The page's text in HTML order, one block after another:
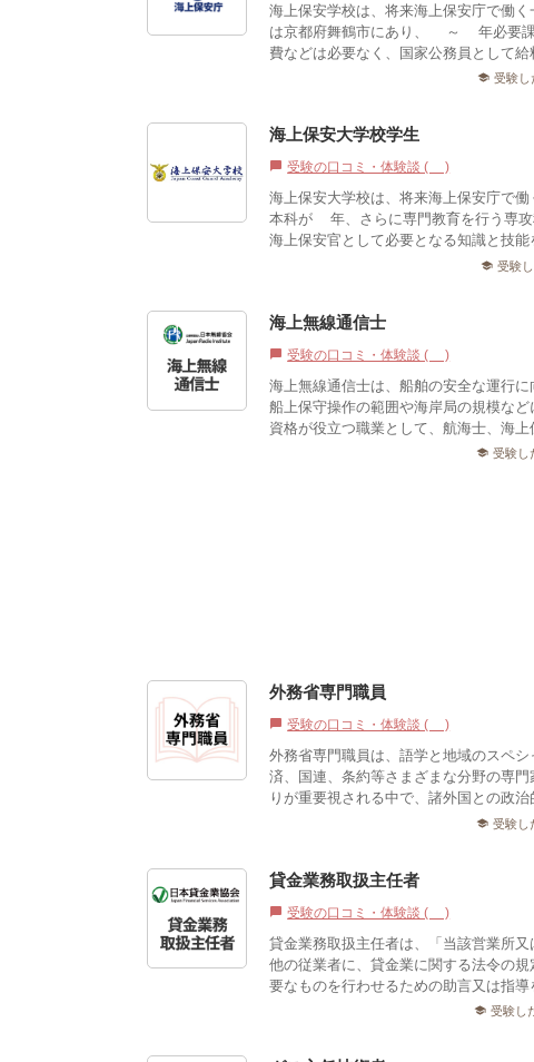
海上保安学校は、将来海上保安庁で働
は京都府舞鶴市にあり、1～2年必要課
費などは必要なく、国家公務員として給
school 受験し
海上保安大学校学生
chat_bubble 受験の口コミ・体験談 (0)
海上保安大学校は、将来海上保安庁で
本科が4年、さらに専門教育を行う専
海上保安官として必要となる知識と技能
school 受験
海上無線通信士
chat_bubble 受験の口コミ・体験談 (1)
海上無線通信士は、船舶の安全な運行
船上保守操作の範囲や海岸局の規模な
資格が役立つ職業として、航海士、海上
school 受験し
外務省専門職員
chat_bubble 受験の口コミ・体験談 (0)
外務省専門職員は、語学と地域のスペ
済、国連、条約等さまざまな分野の専
りが重要視される中で、諸外国との政
school 受験し
貸金業務取扱主任者
chat_bubble 受験の口コミ・体験談 (1)
貸金業務取扱主任者は、「当該営業所
他の従業者に、貸金業に関する法令の
要なものを行わせるための助言又は指導
school 受験し